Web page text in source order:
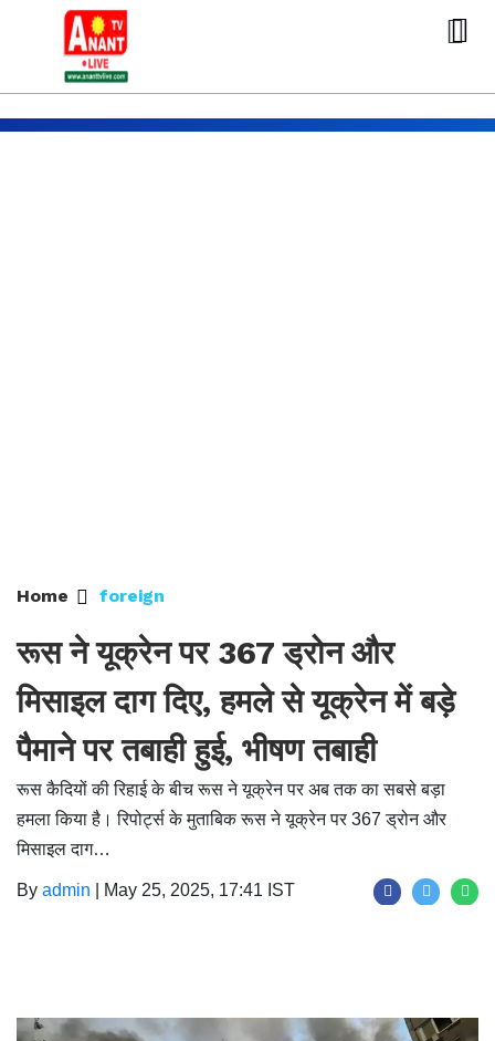
Home foreign
रूस ने यूक्रेन पर 367 ड्रोन और
मिसाइल दाग दिए, हमले से यूक्रेन में बड़े
पैमाने पर तबाही हुई, भीषण तबाही
रूस कैदियों की रिहाई के बीच रूस ने यूक्रेन पर अब तक का सबसे बड़ा
हमला किया है। रिपोर्ट्स के मुताबिक रूस ने यूक्रेन पर 367 ड्रोन और
मिसाइल दाग…
By admin May 25, 2025, 17:41 IST